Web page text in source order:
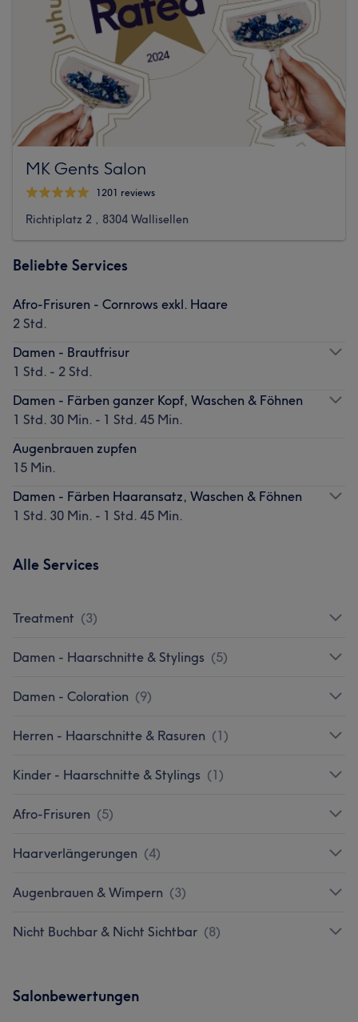
MK Gents Salon
1201 reviews
Richtiplatz 2 , 8304 Wallisellen
Beliebte Services
Afro-Frisuren - Cornrows exkl. Haare
2 Std.
Damen - Brautfrisur
1 Std. - 2 Std.
Damen - Färben ganzer Kopf, Waschen & Föhnen
1 Std. 30 Min. - 1 Std. 45 Min.
Augenbrauen zupfen
15 Min.
Damen - Färben Haaransatz, Waschen & Föhnen
1 Std. 30 Min. - 1 Std. 45 Min.
Alle Services
Treatment (3)
Damen - Haarschnitte & Stylings (5)
Damen - Coloration (9)
Herren - Haarschnitte & Rasuren (1)
Kinder - Haarschnitte & Stylings (1)
Afro-Frisuren (5)
Haarverlängerungen (4)
Augenbrauen & Wimpern (3)
Nicht Buchbar & Nicht Sichtbar (8)
Salonbewertungen